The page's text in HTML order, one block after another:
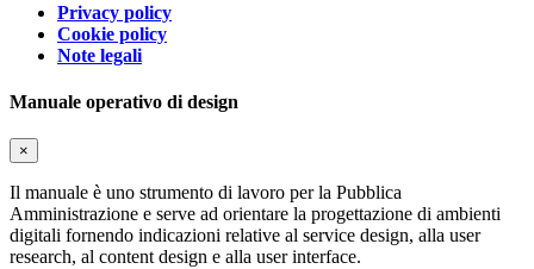
Privacy policy
Cookie policy
Note legali
Manuale operativo di design
×
Il manuale è uno strumento di lavoro per la Pubblica
Amministrazione e serve ad orientare la progettazione di ambienti
digitali fornendo indicazioni relative al service design, alla user
research, al content design e alla user interface.